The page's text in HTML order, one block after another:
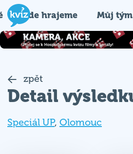
Kde hrajeme Můj tým
zpět
Detail
Speciál UP, Olomouc